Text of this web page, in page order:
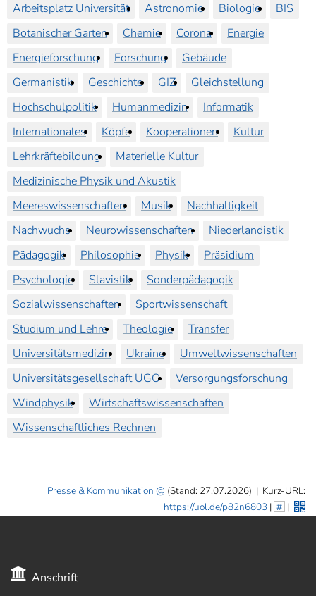
Arbeitsplatz Universität Astronomie Biologie
BIS
Botanischer Garten
Chemie Corona
Energie
Energieforschung
Forschung
Gebäude
Germanistik
Geschichte GIZ
Gleichstellung
Hochschulpolitik
Humanmedizin
Informatik
Internationales
Köpfe Kooperationen
Kultur
Lehrkräftebildung
Materielle Kultur
Medizinische Physik und Akustik
Meereswissenschaften
Musik
Nachhaltigkeit
Nachwuchs
Neurowissenschaften
Niederlandistik
Pädagogik
Philosophie Physik
Präsidium
Psychologie
Slavistik
Sonderpädagogik
Sozialwissenschaften
Sportwissenschaft
Studium und Lehre
Theologie
Transfer
Universitätsmedizin
Ukraine
Umweltwissenschaften
Universitätsgesellschaft UGO
Versorgungsforschung
Windphysik
Wirtschaftswissenschaften
Wissenschaftliches Rechnen
Presse & Kommunikation (Stand: 27.07.2026) | Kurz-URL:
https://uol.de/p82n6803 | # |
Anschrift